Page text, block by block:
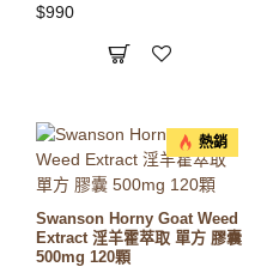
$990
熱銷
Swanson Horny Goat Weed
Extract 淫羊霍萃取 單方 膠囊
500mg 120顆